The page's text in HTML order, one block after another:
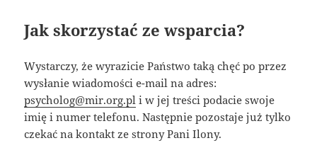
Jak skorzystać ze wsparcia?
Wystarczy, że wyrazicie Państwo taką chęć po przez
wysłanie wiadomości e-mail na adres:
psycholog@mir.org.pl i w jej treści podacie swoje
imię i numer telefonu. Następnie pozostaje już tylko
czekać na kontakt ze strony Pani Ilony.